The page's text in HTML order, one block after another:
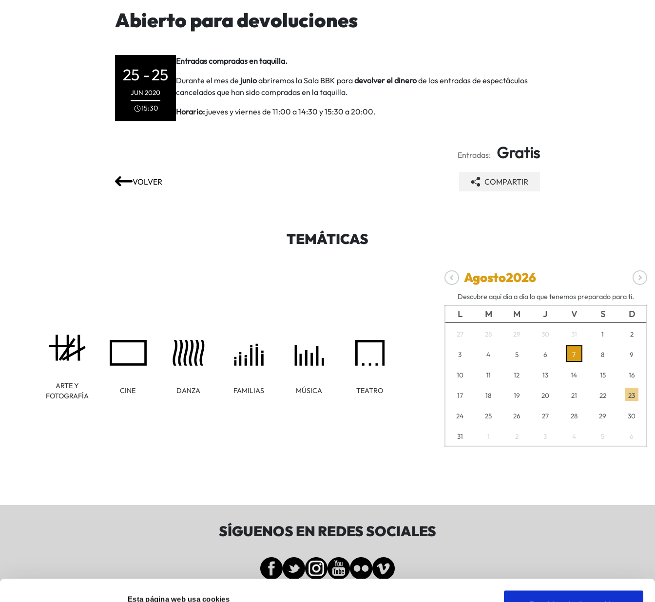
Esta página web usa cookies
Abierto para devoluciones
25 -25
JUN 2020
15:30
Entradas compradas en taquilla.
Durante el mes de junioabriremos la Sala BBK paradevolver el dinerode las entradas de espectáculos
cancelados que han sido compradas en la taquilla.
Horario: jueves y viernes de 11:00 a 14:30 y 15:30 a 20:00.
Entradas: Gratis
VOLVER COMPARTIR
TEMÁTICAS
ARTE Y
FOTOGRAFÍA
CINE DANZA FAMILIAS MÚSICA TEATRO
Agosto2026
Descubre aquí día a día lo que tenemos preparado para ti.
L M M J V S D
27 28 29 30 31 1 2
3 4 5 6 7 8 9
10 11 12 13 14 15 16
17 18 19 20 21 22 23
24 25 26 27 28 29 30
31 1 2 3 4 5 6
SÍGUENOS EN REDES SOCIALES